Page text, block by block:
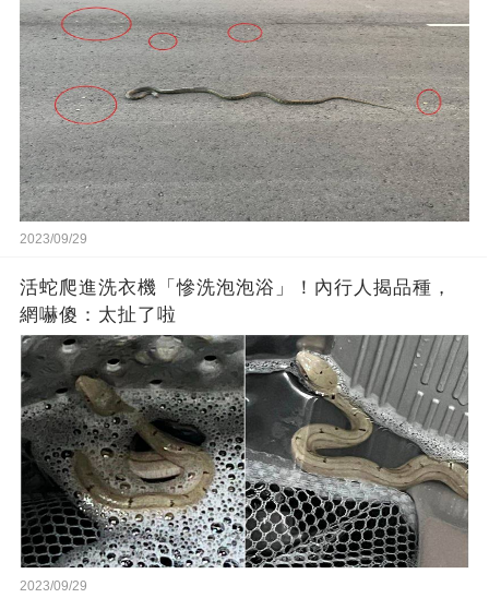
2023/09/29
活蛇爬進洗衣機「慘洗泡泡浴」！內行人揭品種，
網嚇傻：太扯了啦
2023/09/29